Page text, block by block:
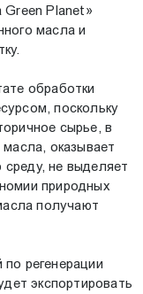
Green Planet»
масла и
обработки
поскольку
сырье, в
оказывает
не выделяет
природных
получают
регенерации
экспортировать